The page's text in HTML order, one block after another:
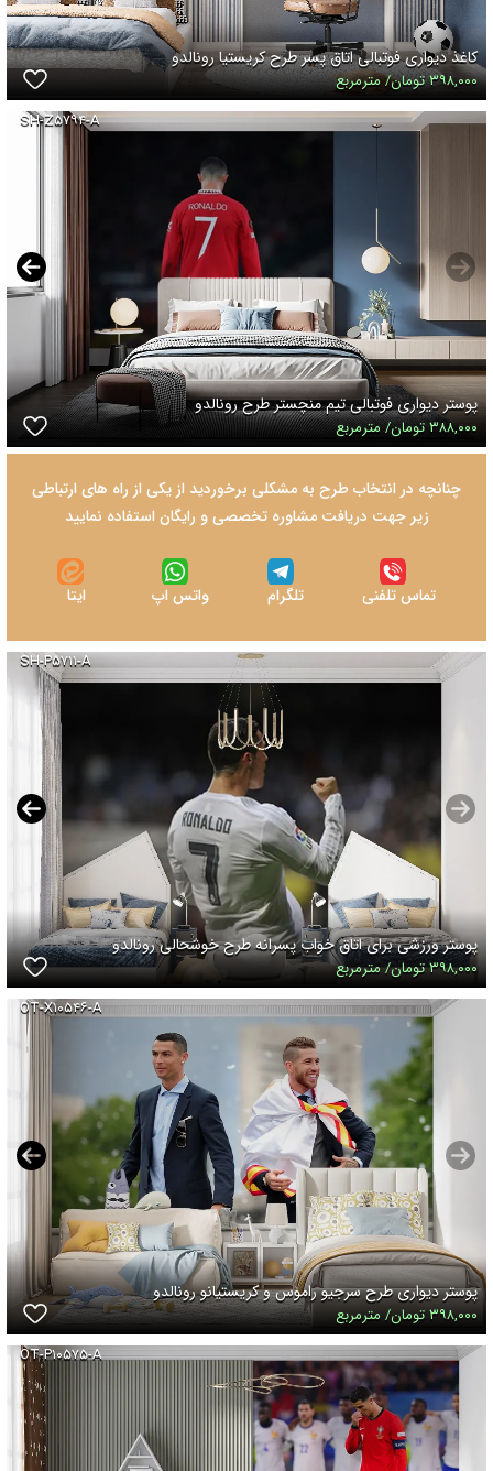
کاغذ دیواری فوتبالی اتاق پسر طرح کریستیا رونالدو
۳۹۸,۰۰۰ تومان/ مترمربع
SH-Z۵۷۹۴-A
پوستر دیواری فوتبالی تیم منچستر طرح رونالدو
۳۸۸,۰۰۰ تومان/ مترمربع
چنانچه در انتخاب طرح به مشکلی برخوردید از یکی از راه های ارتباطی
زیر جهت دریافت مشاوره تخصصی و رایگان استفاده نمایید
تماس تلفنی تلگرام واتس اپ ایتا
SH-P۵۷۱۱-A
پوستر ورزشی برای اتاق خواب پسرانه طرح خوشحالی رونالدو
۳۹۸,۰۰۰ تومان/ مترمربع
OT-X۱۰۵۴۶-A
پوستر دیواری طرح سرجیو راموس و کریستیانو رونالدو
۳۹۸,۰۰۰ تومان/ مترمربع
OT-P۱۰۵۷۵-A